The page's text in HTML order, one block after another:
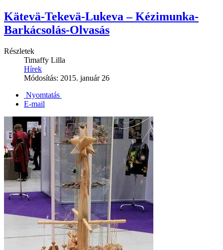
Kätevä-Tekevä-Lukeva – Kézimunka-
Barkácsolás-Olvasás
Részletek
Timaffy Lilla
Hírek
Módosítás: 2015. január 26
Nyomtatás
E-mail